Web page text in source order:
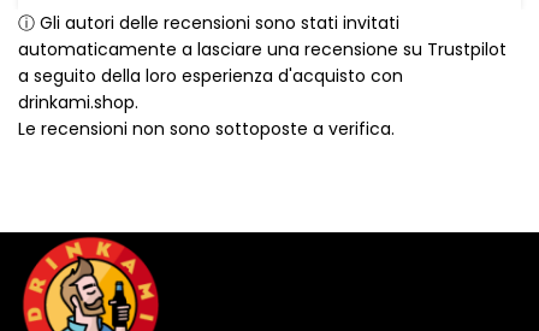
ⓘ Gli autori delle recensioni sono stati invitati
automaticamente a lasciare una recensione su Trustpilot
a seguito della loro esperienza d'acquisto con
drinkami.shop.
Le recensioni non sono sottoposte a verifica.